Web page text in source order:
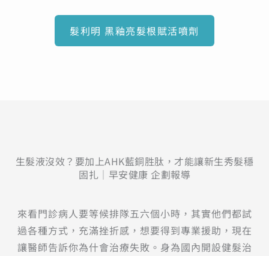
髮利明 黑釉亮髮根賦活噴劑
生髮液沒效？要加上AHK藍銅胜肽，才能讓新生秀髮穩
固扎│早安健康 企劃報導
來看門診病人要等候排隊五六個小時，其實他們都試
過各種方式，充滿挫折感，想要得到專業援助，現在
讓醫師告訴你為什會治療失敗。身為國內開設健髮治